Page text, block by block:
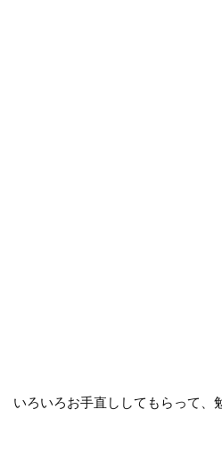
いろいろお手直ししてもらって、